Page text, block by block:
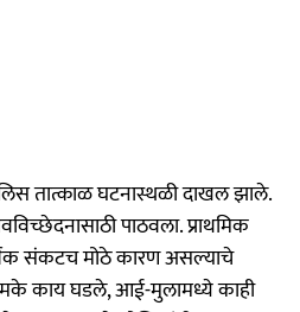
तात्काळ घटनास्थळी दाखल झाले.
पाठवला. प्राथमिक
संकटच मोठे कारण असल्याचे
काय घडले, आई-मुलामध्ये काही